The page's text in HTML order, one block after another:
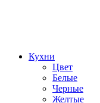
Кухни
Цвет
Белые
Черные
Желтые